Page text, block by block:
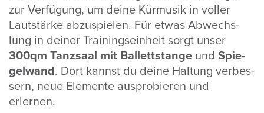
zur Verfü­gung, um deine Kürmusik in voller
Laut­stärke abzu­spielen. Für etwas Abwechs­
lung in deiner Trai­nings­ein­heit sorgt unser
300qm Tanz­saal mit Ballett­stange und Spie­
gel­wand. Dort kannst du deine Haltung verbes­
sern, neue Elemente auspro­bieren und
erlernen.